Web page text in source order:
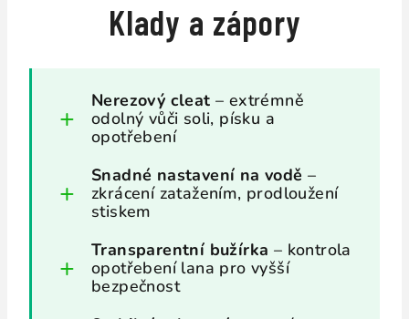
Klady a zápory
Nerezový cleat – extrémně
odolný vůči soli, písku a
opotřebení
Snadné nastavení na vodě –
zkrácení zatažením, prodloužení
stiskem
Transparentní bužírka – kontrola
opotřebení lana pro vyšší
bezpečnost